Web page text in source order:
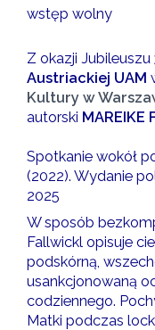
wstęp wolny
Z okazji Jubileuszu
Austriackiej UAM
Kultury w
autorski MAREIKE
Spotkanie wokół
(2022). Wydanie
2025
W sposób
Fallwickl opisuje
podskórną,
usankcjonowaną
codziennego.
Matki podczas